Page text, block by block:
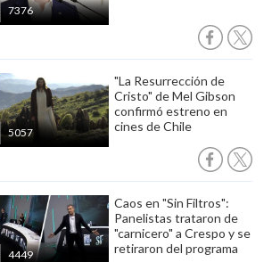
7376
5057
"La Resurrección de
Cristo" de Mel Gibson
confirmó estreno en
cines de Chile
4449
Caos en "Sin Filtros":
Panelistas trataron de
"carnicero" a Crespo y se
retiraron del programa